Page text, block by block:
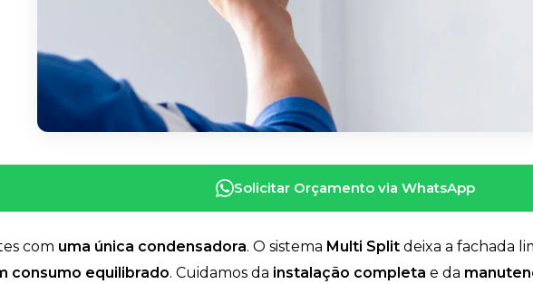
Solicitar Orçamento via WhatsApp
com uma única condensadora. O sistema Multi Split deixa a fachada
consumo equilibrado. Cuidamos da instalação completa e da